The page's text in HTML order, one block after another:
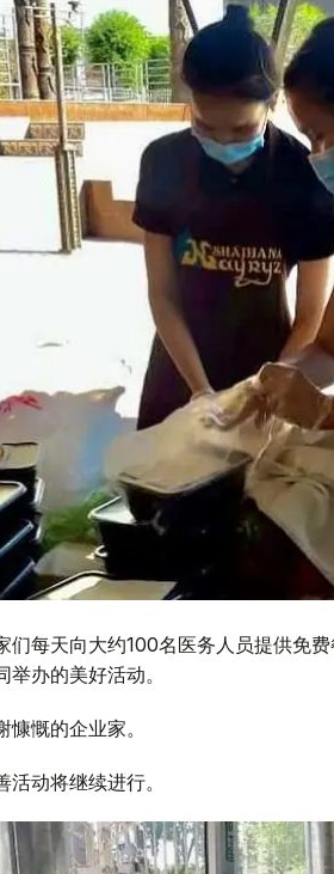
们每天向大约100名医务人员提供免
办的美好活动。
慨的企业家。
动将继续进行。